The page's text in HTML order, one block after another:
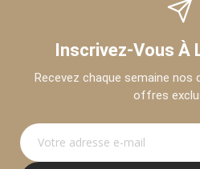
Inscrivez-Vous À
Recevez chaque semaine nos
offres